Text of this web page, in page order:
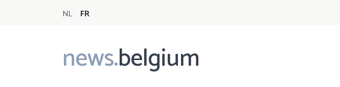
NL FR
news.belgium
Main
navigation